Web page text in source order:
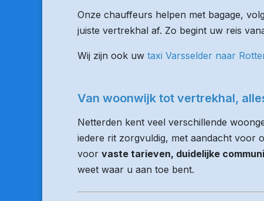
Onze chauffeurs helpen met bagage,
juiste vertrekhal af. Zo begint uw reis
Wij zijn ook uw taxi Varsselder naar
Van woonwijk tot vertrekhal,
Netterden kent veel verschillende
iedere rit zorgvuldig, met aandacht voor
voor vaste tarieven, duidelijke
weet waar u aan toe bent.